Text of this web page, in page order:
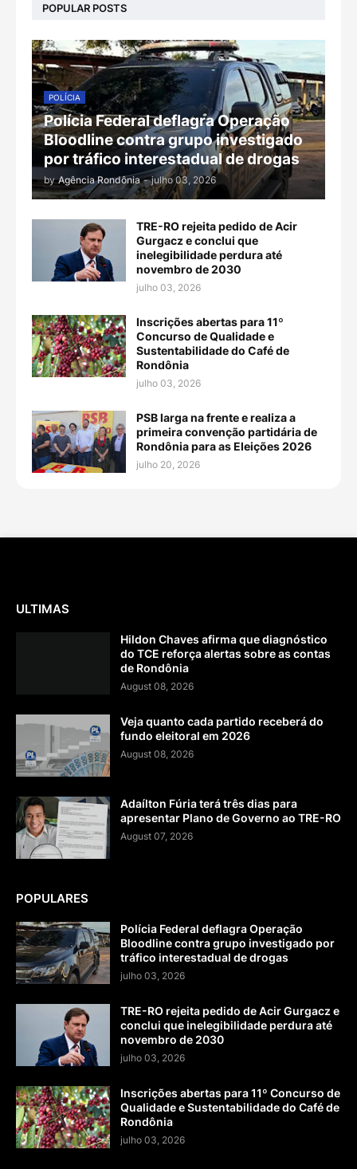
POPULAR POSTS
POLÍCIA
Polícia Federal deflagra Operação
Bloodline contra grupo investigado
por tráfico interestadual de drogas
by Agência Rondônia - julho 03, 2026
TRE-RO rejeita pedido de Acir
Gurgacz e conclui que
inelegibilidade perdura até
novembro de 2030
julho 03, 2026
Inscrições abertas para 11º
Concurso de Qualidade e
Sustentabilidade do Café de
Rondônia
julho 03, 2026
PSB larga na frente e realiza a
primeira convenção partidária de
Rondônia para as Eleições 2026
julho 20, 2026
ULTIMAS
Hildon Chaves afirma que diagnóstico
do TCE reforça alertas sobre as contas
de Rondônia
August 08, 2026
Veja quanto cada partido receberá do
fundo eleitoral em 2026
August 08, 2026
Adaílton Fúria terá três dias para
apresentar Plano de Governo ao TRE-RO
August 07, 2026
POPULARES
Polícia Federal deflagra Operação
Bloodline contra grupo investigado por
tráfico interestadual de drogas
julho 03, 2026
TRE-RO rejeita pedido de Acir Gurgacz e
conclui que inelegibilidade perdura até
novembro de 2030
julho 03, 2026
Inscrições abertas para 11º Concurso de
Qualidade e Sustentabilidade do Café de
Rondônia
julho 03, 2026